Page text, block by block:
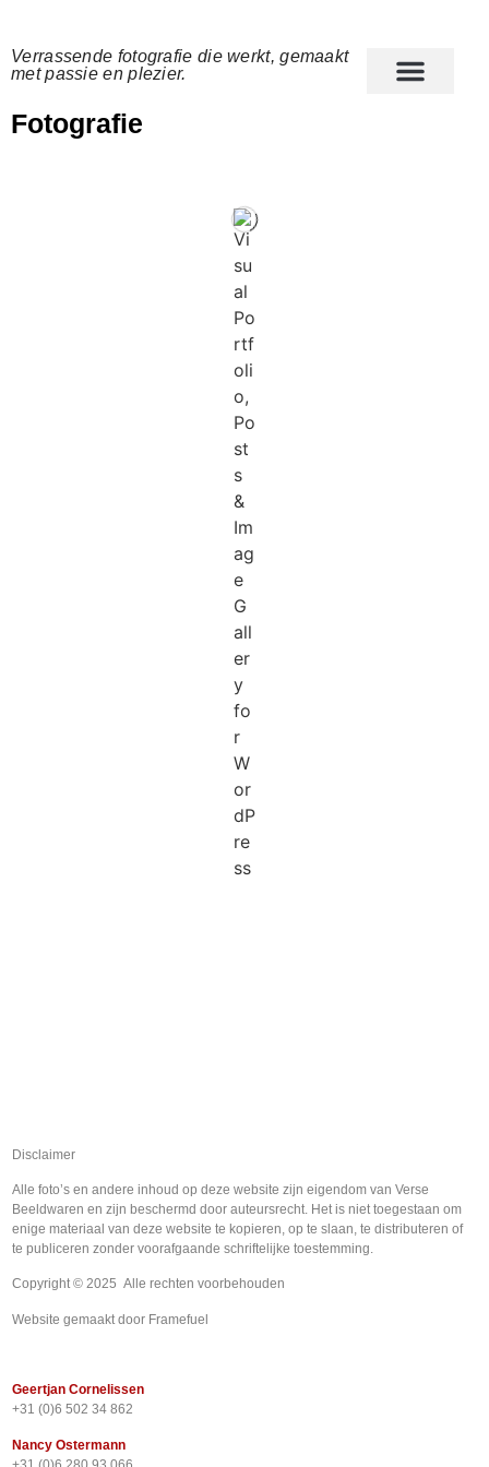
Verrassende fotografie die werkt, gemaakt
met passie en plezier.
Fotografie
Disclaimer
Alle foto’s en andere inhoud op deze website zijn eigendom van Verse
Beeldwaren en zijn beschermd door auteursrecht. Het is niet toegestaan om
enige materiaal van deze website te kopieren, op te slaan, te distributeren of
te publiceren zonder voorafgaande schriftelijke toestemming.
Copyright © 2025 Alle rechten voorbehouden
Website gemaakt door Framefuel
Geertjan Cornelissen
+31 (0)6 502 34 862
Nancy Ostermann